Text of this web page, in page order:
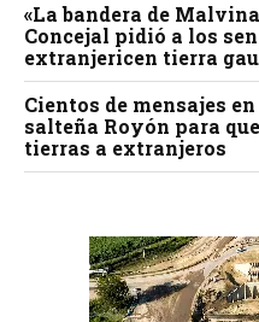
«La bandera de
Concejal pidió a los
extranjericen tierra
Cientos de mensajes
salteña Royón para
tierras a extranjeros